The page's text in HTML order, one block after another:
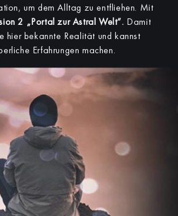
um dem Alltag zu entfliehen. Mit
2 „Portal zur Astral Welt“. Damit
hier bekannte Realität und kannst
Erfahrungen machen.